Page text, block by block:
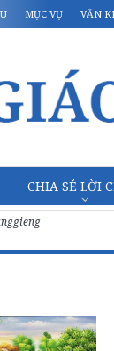
MỤC VỤ VĂN
CHIA SẺ LỜI